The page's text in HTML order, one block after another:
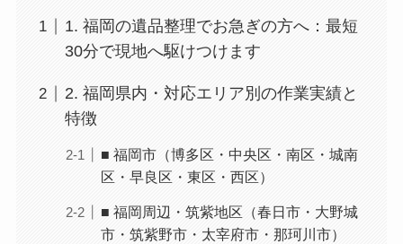
1. 福岡の遺品整理でお急ぎの方へ：最短
30分で現地へ駆けつけます
2. 福岡県内・対応エリア別の作業実績と
特徴
■ 福岡市（博多区・中央区・南区・城南
区・早良区・東区・西区）
■ 福岡周辺・筑紫地区（春日市・大野城
市・筑紫野市・太宰府市・那珂川市）